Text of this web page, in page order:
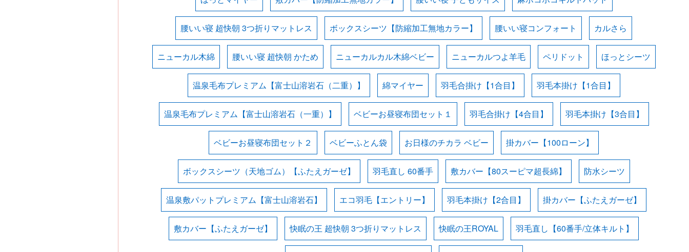
腰いい寝 超快朝 3つ折りマットレス ボックスシーツ【防縮加工無地カラー】 腰いい寝コンフォート カルさら
ニューカル木綿 腰いい寝 超快朝 かため ニューカルカル木綿ベビー ニューカルつよ羊毛 ペリドット ほっとシーツ
温泉毛布プレミアム【富士山溶岩石（二重）】 綿マイヤー 羽毛合掛け【1合目】 羽毛本掛け【1合目】
温泉毛布プレミアム【富士山溶岩石（一重）】 ベビーお昼寝布団セット１ 羽毛合掛け【4合目】 羽毛本掛け【3合目】
ベビーお昼寝布団セット２ ベビーふとん袋 お日様のチカラ ベビー 掛カバー【100ローン】
ボックスシーツ（天地ゴム）【ふたえガーゼ】 羽毛直し 60番手 敷カバー【80スーピマ超長綿】 防水シーツ
温泉敷パットプレミアム【富士山溶岩石】 エコ羽毛【エントリー】 羽毛本掛け【2合目】 掛カバー【ふたえガーゼ】
敷カバー【ふたえガーゼ】 快眠の王 超快朝 3つ折りマットレス 快眠の王ROYAL 羽毛直し【60番手/立体キルト】